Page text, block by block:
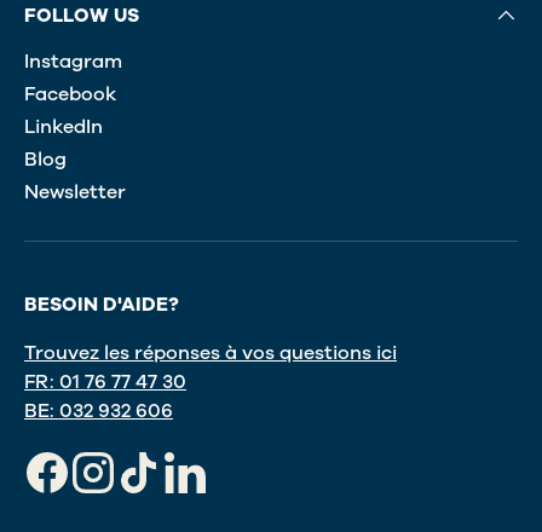
FOLLOW US
Instagram
Facebook
LinkedIn
Blog
Newsletter
BESOIN D'AIDE?
Trouvez les réponses à vos questions ici
FR: 01 76 77 47 30
BE: 032 932 606
FacebookInstagram
TikTokLinkedIn